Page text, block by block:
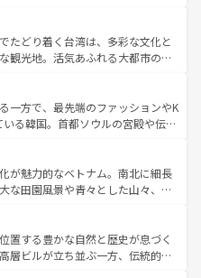
、新着のアメリカ
を参照してほしい。
れる人々を迎えてくれるハワイの
フードやハワイアンミュージッ
など、すべてがハワイの魅力を彩
着のハワイ情報
してほしい。
にそびえるウルル（エアーズロッ
い原生林やケアンズの熱帯雨林な
。また、カフェやワイン、オージ
充実しており、サーフィンやダイ
、アウトドア好きにはたまらな
彩な魅力を存分に味わいつくそ
たどり着く台湾は、多彩な文化と
観光地。活気あふれる大都市の台
である台湾東部など、都市の喧騒
ており、訪れる人に新しい発見と
。また、奥深い台湾の食文化も魅
ーツなど、バラエティ豊かな料理
お、新着の台湾情報は コンテンツ一覧を参
一方で、最先端のファッションやK
る韓国。首都ソウルの宮殿や伝統
四季折々の自然美を楽しむことが
や焼肉、絶品のストリートフード
理が待っている。夜には、韓国な
韓国の多彩な魅力を心ゆくまで味
てみてほしい。 なお、新着の韓国情報はコンテンツ一
が魅力的なベトナム。南北に細長
な田園風景や青々とした山々、世
息づく。ハノイの古い町並みやホ
治時代の建物も、独特の雰囲気を
バラエティの豊かさとおいしさで
置する豊かな自然と歴史が息づく
層ビルが立ち並ぶ一方、伝統的な